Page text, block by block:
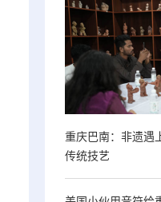
重庆巴南：非遗遇
传统技艺